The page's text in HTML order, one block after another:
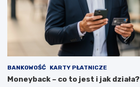
BANKOWOŚĆ KARTY PŁATNICZE
Moneyback – co to jest i jak działa?